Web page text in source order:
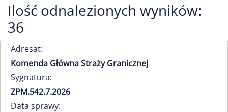
Ilość odnalezionych wyników:
36
Adresat:
Komenda Główna Straży Granicznej
Sygnatura:
ZPM.542.7.2026
Data sprawy: